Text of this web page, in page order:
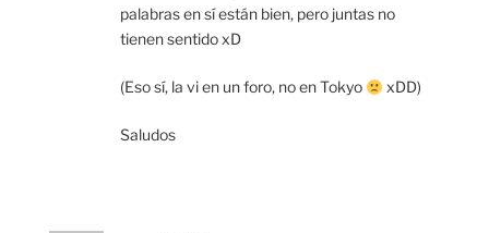
palabras en sí están bien, pero juntas no
tienen sentido xD
(Eso sí, la vi en un foro, no en Tokyo xDD)
Saludos